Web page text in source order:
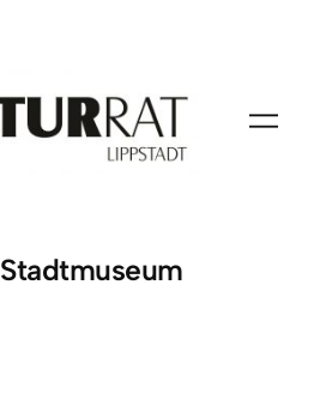
Stadtmuseum